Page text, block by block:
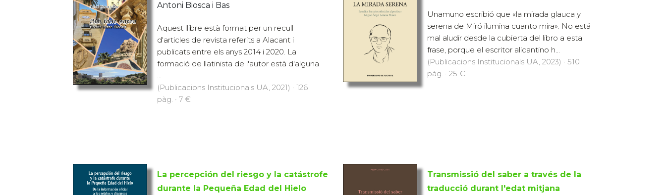
Antoni Biosca i Bas
Aquest llibre està format per un recull
d'articles de revista referits a Alacant i
publicats entre els anys 2014 i 2020. La
formació de llatinista de l'autor està d'alguna
...
(Publicacions Institucionals UA, 2021) · 126
pàg. · 7 €
Unamuno escribió que «la mirada glauca y
serena de Miró ilumina cuanto mira». No está
mal aludir desde la cubierta del libro a esta
frase, porque el escritor alicantino h...
(Publicacions Institucionals UA, 2023) · 510
pàg. · 25 €
La percepción del riesgo y la catástrofe
durante la Pequeña Edad del Hielo
Transmissió del saber a través de la
traducció durant l'edat mitjana